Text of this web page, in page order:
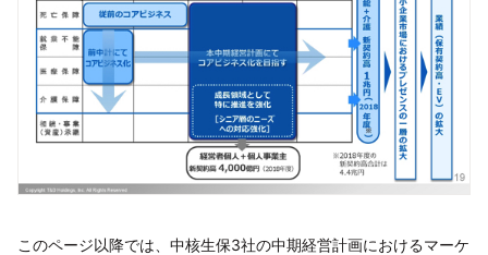
このページ以降では、中核生保3社の中期経営計画におけるマーケ